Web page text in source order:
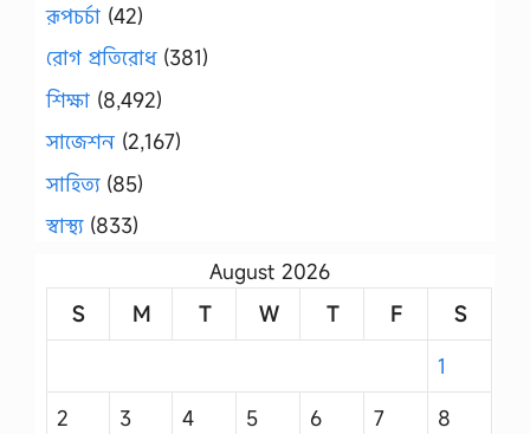
রূপচর্চা (42)
রোগ প্রতিরোধ(381)
শিক্ষা (8,492)
সাজেশন (2,167)
সাহিত্য(85)
স্বাস্থ্য(833)
August 2026
S
M T W T F
S
1
2
3 4 5 6 7 8